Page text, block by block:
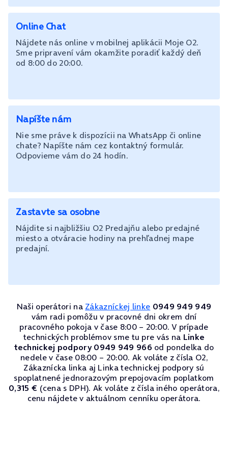
Online Chat
Nájdete nás online v mobilnej aplikácii Moje O2.
Sme pripravení vám okamžite poradiť každý deň
od 8:00 do 20:00.
Napíšte nám
Nie sme práve k dispozícii na WhatsApp či online
chate? Napíšte nám cez kontaktný formulár.
Odpovieme vám do 24 hodín.
Zastavte sa osobne
Nájdite si najbližšiu O2 Predajňu alebo predajné
miesto a otváracie hodiny na prehľadnej mape
predajní.
Naši operátori na Zákazníckej linke 0949 949 949
vám radi pomôžu v pracovné dni okrem dní
pracovného pokoja v čase 8:00 – 20:00. V prípade
technických problémov sme tu pre vás na Linke
technickej podpory 0949 949 966 od pondelka do
nedele v čase 08:00 – 20:00. Ak voláte z čísla O2,
Zákaznícka linka aj Linka technickej podpory sú
spoplatnené jednorazovým prepojovacím poplatkom
0,315 € (cena s DPH). Ak voláte z čísla iného operátora,
cenu nájdete v aktuálnom cenníku operátora.